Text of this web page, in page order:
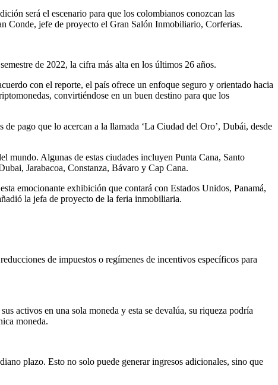
será el escenario para que los colombianos conozcan las
Conde, jefe de proyecto el Gran Salón Inmobiliario, Corferias.
de 2022, la cifra más alta en los últimos 26 años.
con el reporte, el país ofrece un enfoque seguro y orientado hacia
convirtiéndose en un buen destino para que los
pago que lo acercan a la llamada ‘La Ciudad del Oro’, Dubái, desde
mundo. Algunas de estas ciudades incluyen Punta Cana, Santo
Jarabacoa, Constanza, Bávaro y Cap Cana.
emocionante exhibición que contará con Estados Unidos, Panamá,
la jefa de proyecto de la feria inmobiliaria.
de impuestos o regímenes de incentivos específicos para
activos en una sola moneda y esta se devalúa, su riqueza podría
moneda.
plazo. Esto no solo puede generar ingresos adicionales, sino que